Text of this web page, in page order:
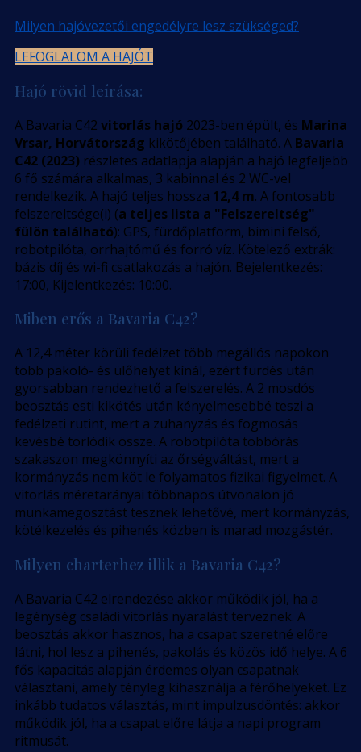
Milyen hajóvezetői engedélyre lesz szükséged?
LEFOGLALOM A HAJÓT
Hajó rövid leírása:
A Bavaria C42 vitorlás hajó 2023-ben épült, és Marina
Vrsar, Horvátország kikötőjében található. A Bavaria
C42 (2023) részletes adatlapja alapján a hajó legfeljebb
6 fő számára alkalmas, 3 kabinnal és 2 WC-vel
rendelkezik. A hajó teljes hossza 12,4 m. A fontosabb
felszereltsége(i) (a teljes lista a "Felszereltség"
fülön található): GPS, fürdőplatform, bimini felső,
robotpilóta, orrhajtómű és forró víz. Kötelező extrák:
bázis díj és wi-fi csatlakozás a hajón. Bejelentkezés:
17:00, Kijelentkezés: 10:00.
Miben erős a Bavaria C42?
A 12,4 méter körüli fedélzet több megállós napokon
több pakoló- és ülőhelyet kínál, ezért fürdés után
gyorsabban rendezhető a felszerelés. A 2 mosdós
beosztás esti kikötés után kényelmesebbé teszi a
fedélzeti rutint, mert a zuhanyzás és fogmosás
kevésbé torlódik össze. A robotpilóta többórás
szakaszon megkönnyíti az őrségváltást, mert a
kormányzás nem köt le folyamatos fizikai figyelmet. A
vitorlás méretarányai többnapos útvonalon jó
munkamegosztást tesznek lehetővé, mert kormányzás,
kötélkezelés és pihenés közben is marad mozgástér.
Milyen charterhez illik a Bavaria C42?
A Bavaria C42 elrendezése akkor működik jól, ha a
legénység családi vitorlás nyaralást terveznek. A
beosztás akkor hasznos, ha a csapat szeretné előre
látni, hol lesz a pihenés, pakolás és közös idő helye. A 6
fős kapacitás alapján érdemes olyan csapatnak
választani, amely tényleg kihasználja a férőhelyeket. Ez
inkább tudatos választás, mint impulzusdöntés: akkor
működik jól, ha a csapat előre látja a napi program
ritmusát.